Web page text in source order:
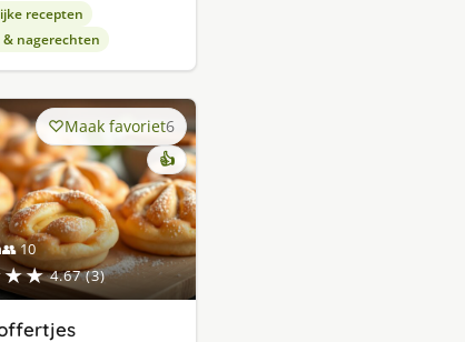
recepten
& nagerechten
👥 10
4.67 (3)
Maak favoriet6
👍